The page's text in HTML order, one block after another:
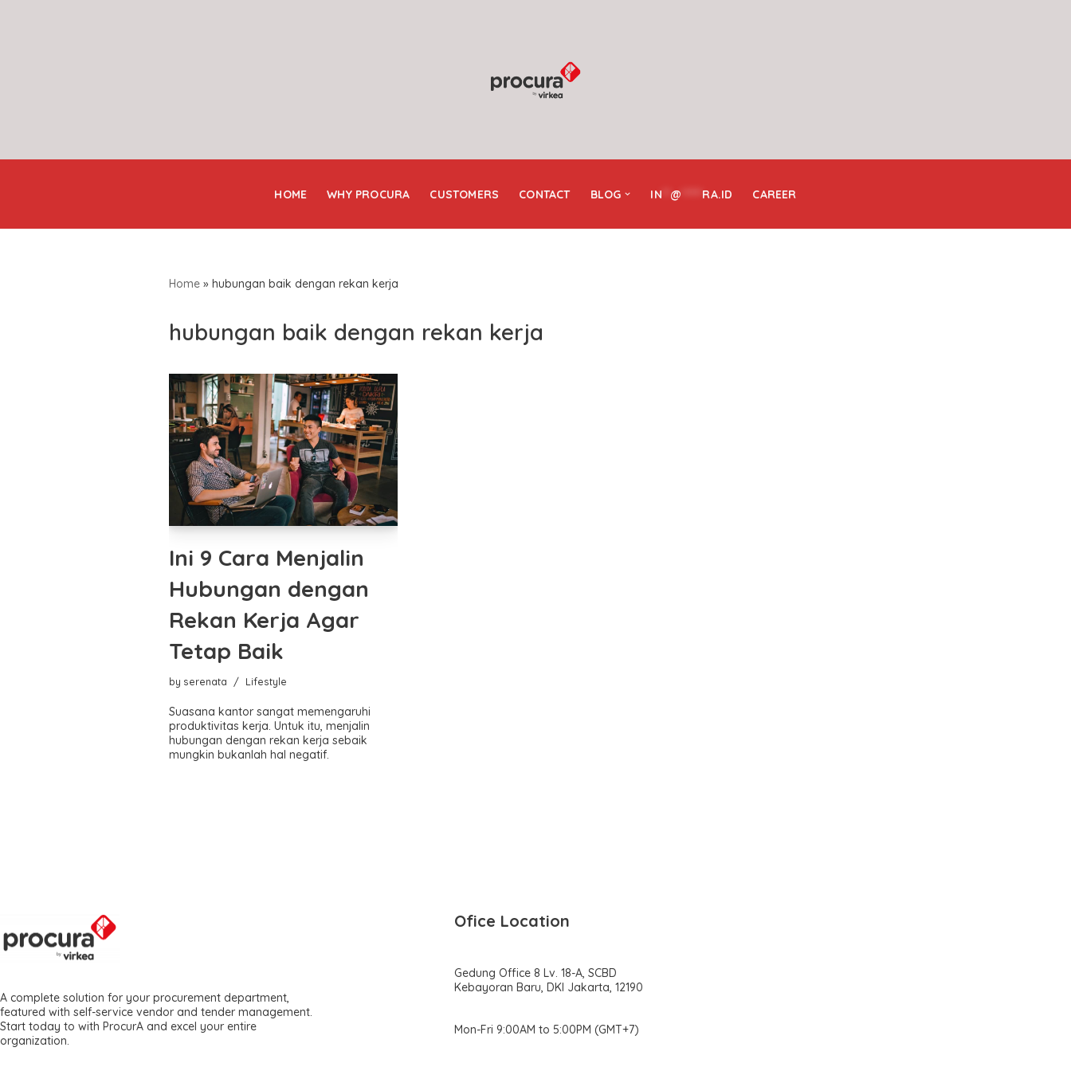
HOME WHY PROCURA CUSTOMERS CONTACT BLOG IN @ RA.ID CAREER
Home »hubungan baik dengan rekan kerja
hubungan baik dengan rekan kerja
Ini 9 Cara Menjalin
Hubungan dengan
Rekan Kerja Agar
Tetap Baik
by serenata Lifestyle
Suasana kantor sangat memengaruhi
produktivitas kerja. Untuk itu, menjalin
hubungan dengan rekan kerja sebaik
mungkin bukanlah hal negatif.
A complete solution for your procurement department,
featured with self-service vendor and tender management.
Start today to with ProcurA and excel your entire
organization.
Ofice Location
Gedung Office 8 Lv. 18-A, SCBD
Kebayoran Baru, DKI Jakarta, 12190
Mon-Fri 9:00AM to 5:00PM (GMT+7)